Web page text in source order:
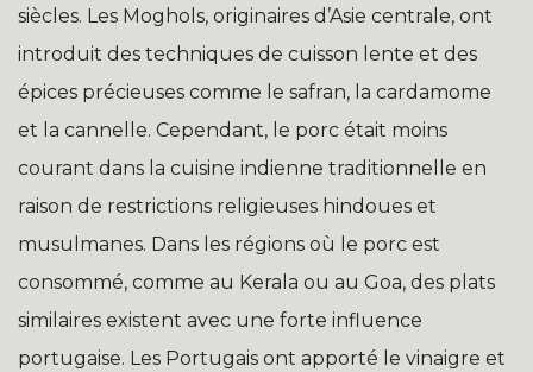
siècles. Les Moghols, originaires d’Asie centrale, ont
introduit des techniques de cuisson lente et des
épices précieuses comme le safran, la cardamome
et la cannelle. Cependant, le porc était moins
courant dans la cuisine indienne traditionnelle en
raison de restrictions religieuses hindoues et
musulmanes. Dans les régions où le porc est
consommé, comme au Kerala ou au Goa, des plats
similaires existent avec une forte influence
portugaise. Les Portugais ont apporté le vinaigre et